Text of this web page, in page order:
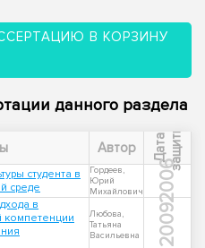
В КОРЗИНУ
данного раздела
Автор Д
а
т
а
з
а
щ
и
ты
студента в
среде
Гордеев,
Юрий
Михайлович
2006
в
компетенции
Любова,
Татьяна
Васильевна
2009